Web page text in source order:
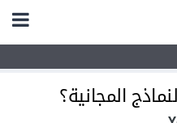
المجانية؟